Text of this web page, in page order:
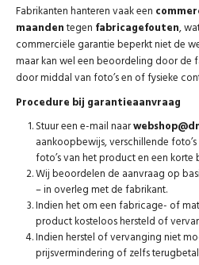
Fabrikanten hanteren vaak een
maandentegen fabricagefouten,
commerciële garantie beperkt niet de
maar kan wel een beoordeling door de
door middal van foto’s en of fysieke
Procedure bij garantieaanvraag
Stuur een e-mail naar
aankoopbewijs, verschillende
foto’s van het product en een korte
Wij beoordelen de aanvraag op
– in overleg met de fabrikant.
Indien het om een fabricage- of
product kosteloos hersteld of
Indien herstel of vervanging niet
prijsvermindering of zelfs